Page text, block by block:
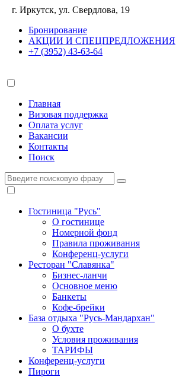
г. Иркутск, ул. Свердлова, 19
Бронирование
АКЦИИ И СПЕЦПРЕДЛОЖЕНИЯ
+7 (3952) 43-63-64
Главная
Визовая поддержка
Оплата услуг
Вакансии
Контакты
Поиск
Гостиница "Русь"
О гостинице
Номерной фонд
Правила проживания
Конференц-услуги
Ресторан "Славянка"
Бизнес-ланчи
Основное меню
Банкеты
Кофе-брейки
База отдыха "Русь-Мандархан"
О бухте
Условия проживания
ТАРИФЫ
Конференц-услуги
Пироги